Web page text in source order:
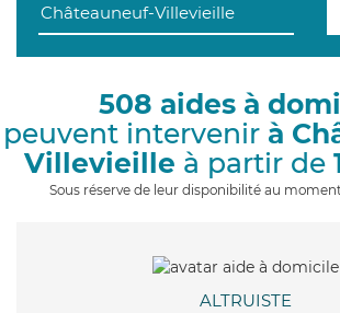
508 aides à
peuvent intervenir à
Villevieille à partir de
Sous réserve de leur disponibilité au
ALTRUISTE